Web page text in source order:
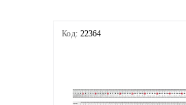
Код: 22364